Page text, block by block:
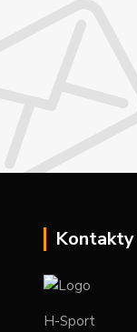
Kontakty
H-Sport